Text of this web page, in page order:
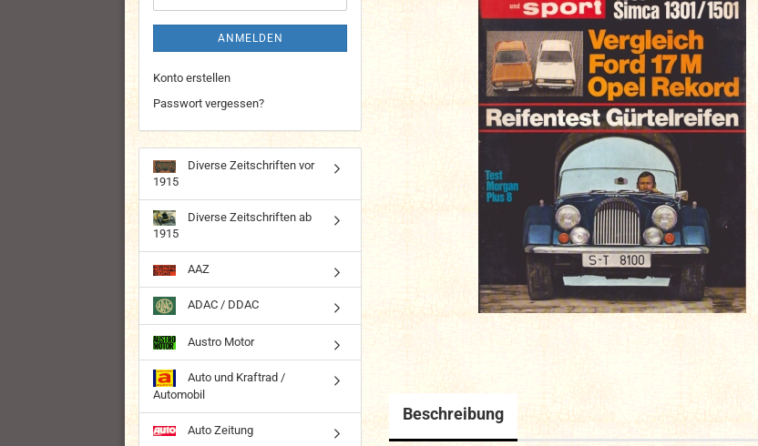
Beschreibung
ANMELDEN
Konto erstellen
Passwort vergessen?
Diverse Zeitschriften vor
1915
Diverse Zeitschriften ab
1915
AAZ
ADAC / DDAC
Austro Motor
Auto und Kraftrad /
Automobil
Auto Zeitung